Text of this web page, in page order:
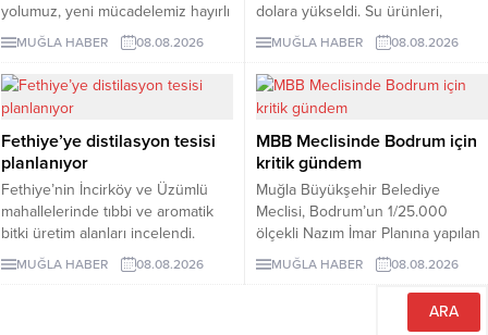
yolumuz, yeni mücadelemiz hayırlı
olsun” diyerek partiye destek
MUĞLA HABER 08.08.2026
dolara yükseldi. Su ürünleri,
madencilik ve yaş meyve sebze
sektörleri ihracattaki artışta öne
çıktı.
MUĞLA HABER 08.08.2026
Fethiye’ye distilasyon tesisi
planlanıyor
Fethiye’nin İncirköy ve Üzümlü
mahallelerinde tıbbi ve aromatik
bitki üretim alanları incelendi.
Bölgede kurulması planlanan
distilasyon tesisi için yer
MUĞLA HABER 08.08.2026
MBB Meclisinde Bodrum için
kritik gündem
Muğla Büyükşehir Belediye
Meclisi, Bodrum’un 1/25.000
ölçekli Nazım İmar Planına yapılan
itirazları, Bodrum–Datça feribot
ücretlerini ve Torba’daki 7 bin 86
metrekarelik taşınmazın bedelsiz
mülkiyet devrini görüşecek.
MUĞLA HABER 08.08.2026